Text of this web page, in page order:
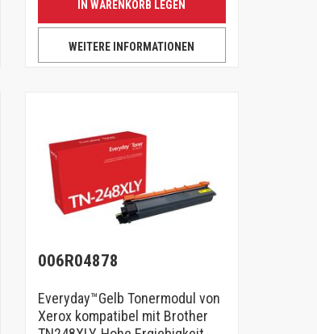
IN WARENKORB LEGEN
WEITERE INFORMATIONEN
006R04878
Everyday™Gelb Tonermodul von
Xerox kompatibel mit Brother